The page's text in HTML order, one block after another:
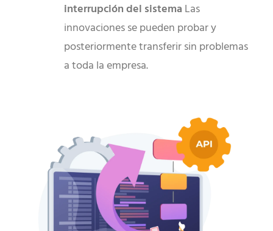
interrupción del sistema Las
innovaciones se pueden probar y
posteriormente transferir sin problemas
a toda la empresa.